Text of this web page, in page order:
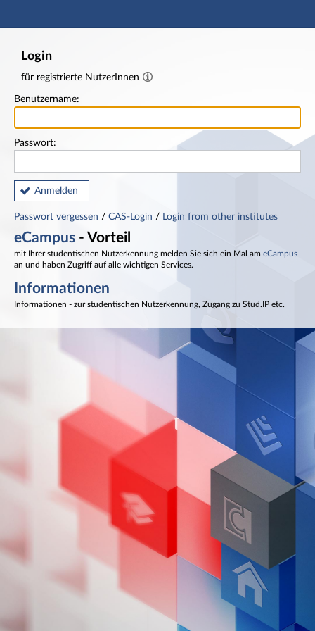
Hauptnavigation
Login
für registrierte NutzerInnen
Benutzername:
Passwort:
Anmelden
Passwort vergessen / CAS-Login / Login from other institutes
eCampus - Vorteil
mit Ihrer studentischen Nutzerkennung melden Sie sich ein Mal am eCampus
an und haben Zugriff auf alle wichtigen Services.
Informationen
Informationen - zur studentischen Nutzerkennung, Zugang zu Stud.IP etc.